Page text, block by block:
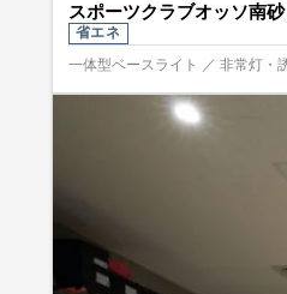
スポーツクラブオッソ南
省エネ
一体型ベースライト ／ 非常灯・